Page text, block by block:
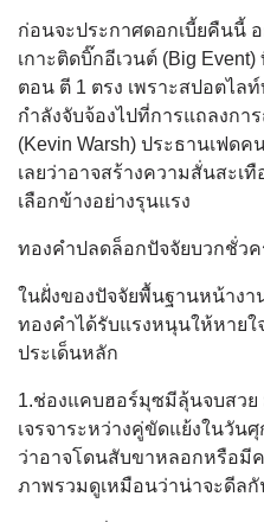
ก่อนจะประกาศดอกเบี้ยคืนนี้
เกาะติดบิ๊กอีเวนต์ (Big
ตอน ตี 1 ตรง เพราะสปอตไล
กำลังจับจ้องไปที่การแถลงกา
(Kevin Warsh) ประธานเฟด
เลยว่าอาจสร้างความสั่นสะเ
เลือกข้างอย่างรุนแรง
ทองคำปลดล็อกปัจจัยบวกชั่วค
ในฝั่งของปัจจัยพื้นฐานหน้าง
ทองคำได้รับแรงหนุนให้หาย
ประเด็นหลัก
1.ช่องแคบฮอร์มุซมีลุ้นจบสว
เจรจาระหว่างคู่ขัดแย้งในวัน
ว่าอาจโดนสับขาหลอกหรือมี
ภาพรวมดูเหมือนว่าน่าจะดีล